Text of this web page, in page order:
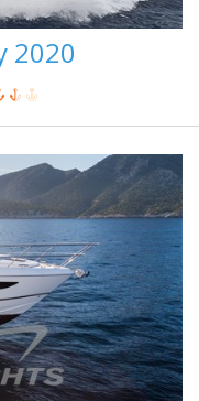
2020